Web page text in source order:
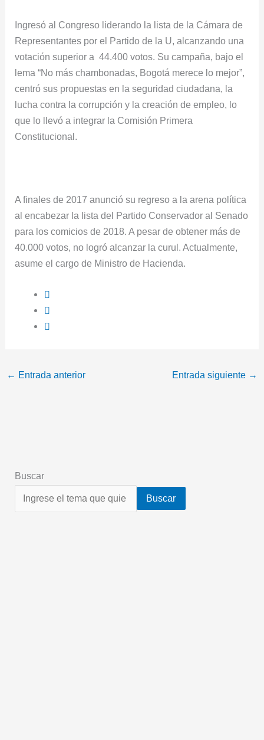
Ingresó al Congreso liderando la lista de la Cámara de
Representantes por el Partido de la U, alcanzando una
votación superior a 44.400 votos. Su campaña, bajo el
lema “No más chambonadas, Bogotá merece lo mejor”,
centró sus propuestas en la seguridad ciudadana, la
lucha contra la corrupción y la creación de empleo, lo
que lo llevó a integrar la Comisión Primera
Constitucional.
A finales de 2017 anunció su regreso a la arena política
al encabezar la lista del Partido Conservador al Senado
para los comicios de 2018. A pesar de obtener más de
40.000 votos, no logró alcanzar la curul. Actualmente,
asume el cargo de Ministro de Hacienda.
← Entrada anterior Entrada siguiente →
Buscar
Buscar